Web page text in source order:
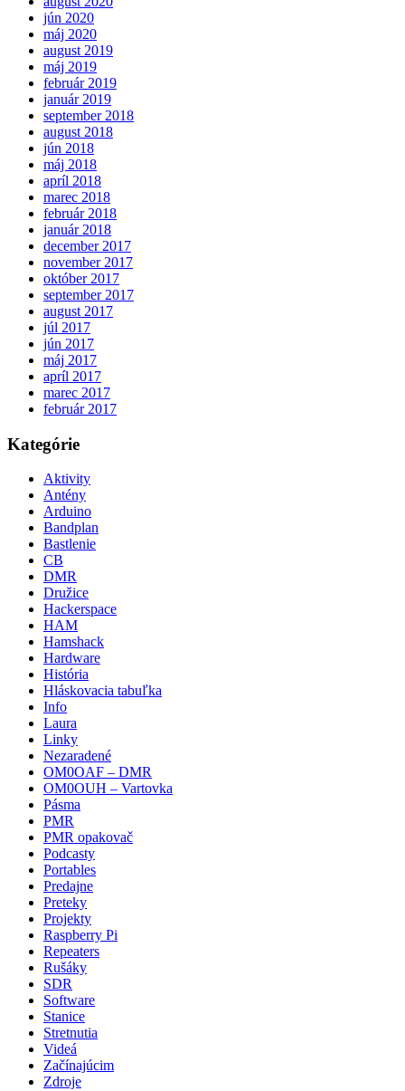
jún 2020
máj 2020
august 2019
máj 2019
február 2019
január 2019
september 2018
august 2018
jún 2018
máj 2018
apríl 2018
marec 2018
február 2018
január 2018
december 2017
november 2017
október 2017
september 2017
august 2017
júl 2017
jún 2017
máj 2017
apríl 2017
marec 2017
február 2017
Kategórie
Aktivity
Antény
Arduino
Bandplan
Bastlenie
CB
DMR
Družice
Hackerspace
HAM
Hamshack
Hardware
História
Hláskovacia tabuľka
Info
Laura
Linky
Nezaradené
OM0OAF – DMR
OM0OUH – Vartovka
Pásma
PMR
PMR opakovač
Podcasty
Portables
Predajne
Preteky
Projekty
Raspberry Pi
Repeaters
Rušáky
SDR
Software
Stanice
Stretnutia
Videá
Začínajúcim
Zdroje